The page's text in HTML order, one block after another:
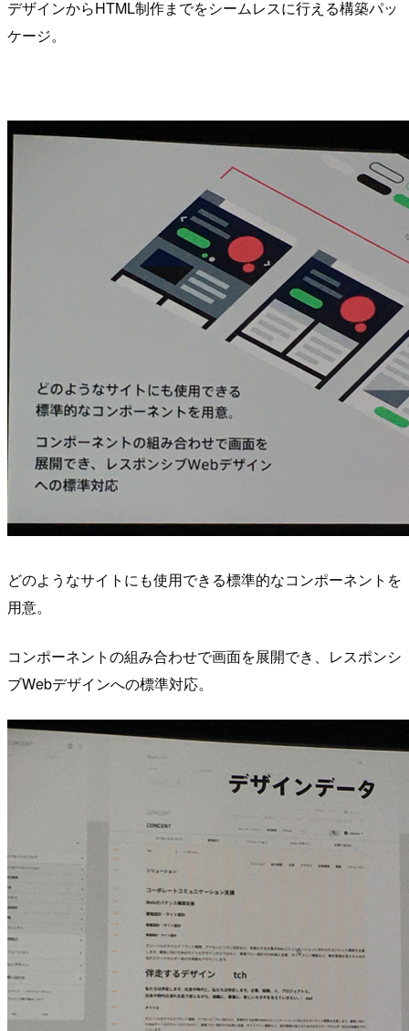
デザインからHTML制作までをシームレスに行える構築パッ
ケージ。
どのようなサイトにも使用できる標準的なコンポーネントを
用意。
コンポーネントの組み合わせで画面を展開でき、レスポンシ
ブWebデザインへの標準対応。